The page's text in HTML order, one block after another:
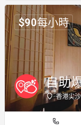
自助
香港尖
$90每小時